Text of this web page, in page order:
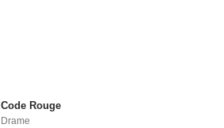
Code Rouge
Drame